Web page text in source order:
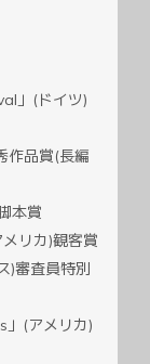
」(ドイツ)
作品賞(長編
本賞
リカ)観客賞
)審査員特別
(アメリカ)